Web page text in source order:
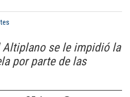
se le impidió la
por parte de las